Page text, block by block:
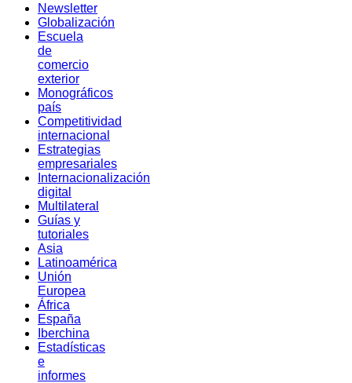
Newsletter
Globalización
Escuela
de
comercio
exterior
Monográficos
país
Competitividad
internacional
Estrategias
empresariales
Internacionalización
digital
Multilateral
Guías y
tutoriales
Asia
Latinoamérica
Unión
Europea
África
España
Iberchina
Estadísticas
e
informes